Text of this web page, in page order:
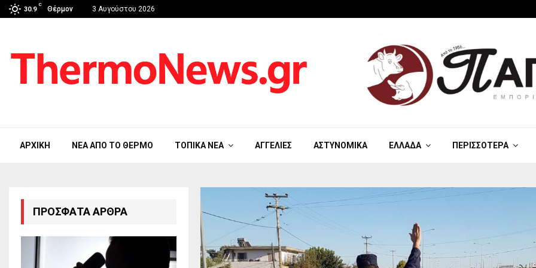
30.9
C
Θέρμον 3 Αυγούστου 2026
ΑΡΧΙΚΉ ΝΈΑ ΑΠΟ ΤΟ ΘΈΡΜΟ ΤΟΠΙΚΆ ΝΈΑ ΑΓΓΕΛΊΕΣ ΑΣΤΥΝΟΜΙΚΆ ΕΛΛΆΔΑ ΠΕΡΙΣΣΌΤΕΡΑ
ΠΡΌΣΦΑΤΑ ΆΡΘΡΑ